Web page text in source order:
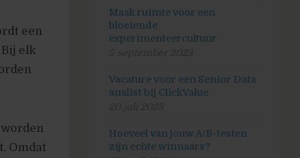
een
elk
Omdat
Maak ruimte voor een
bloeiende
experimenteercultuur
Vacature voor een Senior Data
analist bij ClickValue
Hoeveel van jouw A/B-testen
zijn echte winnaars?